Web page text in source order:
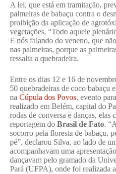
A lei, que está em tramitação,
palmeiras de babaçu contra o
proibição da aplicação de
vegetações. “Todo aquele
E nós falando do veneno, que
nas palmeiras, porque as
ressalta a quebradeira.
Entre os dias 12 e 16 de
50 quebradeiras de coco babaçu
na Cúpula dos Povos, evento
realizado em Belém, capital do
rodas de conversa e danças, elas
reportagem do Brasil de Fato.
socorro pela floresta de babaçu,
pé”, declarou Silva, ao lado de
acompanhavam uma
dançavam pelo gramado da
Pará (UFPA), onde foi realizada